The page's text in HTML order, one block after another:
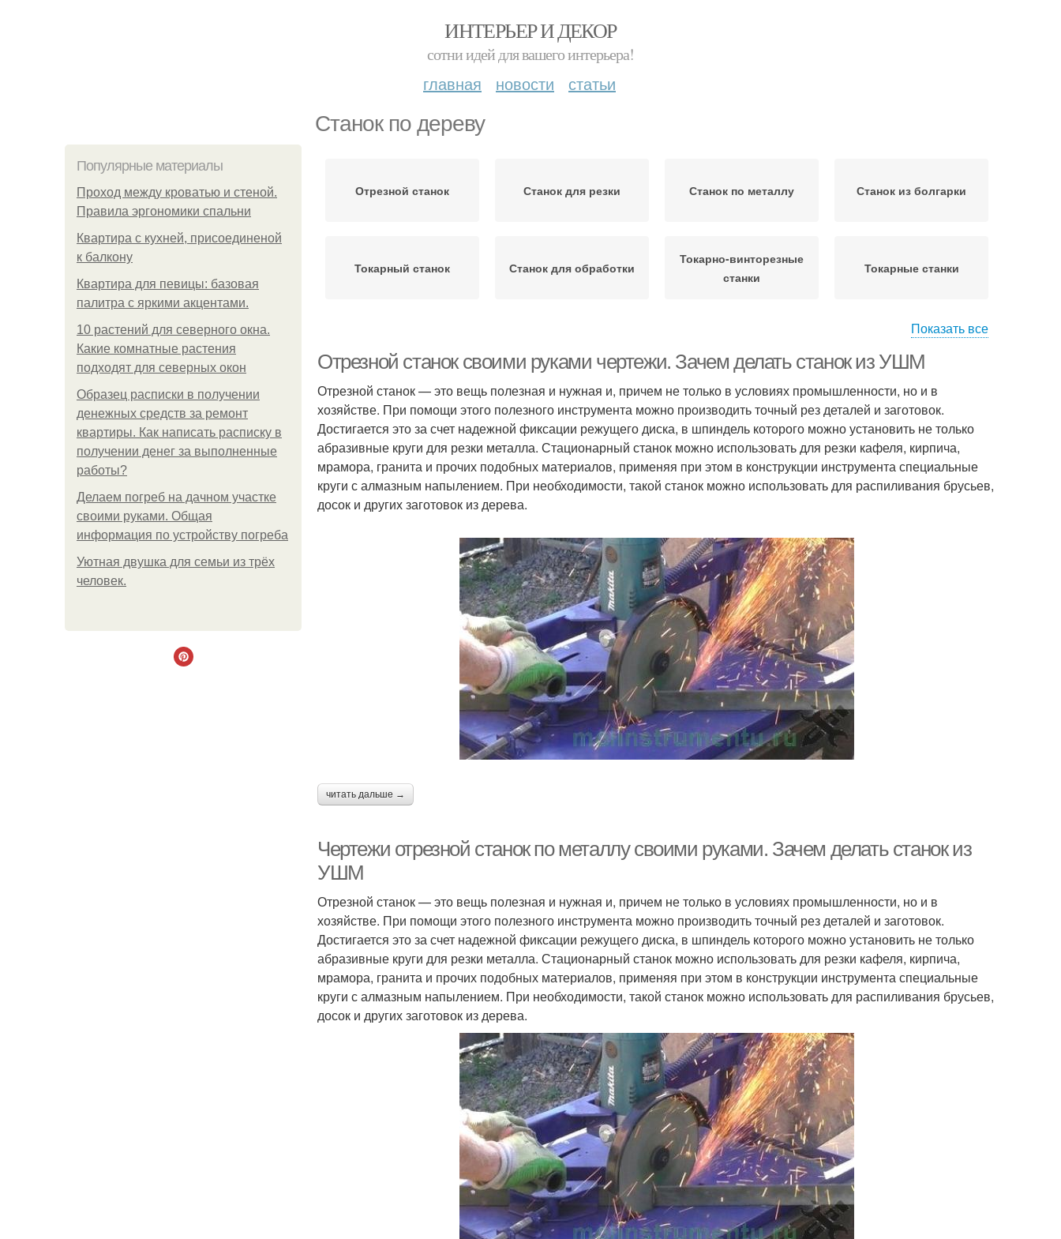
ИНТЕРЬЕР И ДЕКОР
сотни идей для вашего интерьера!
главная новости статьи
Станок по дереву
Популярные материалы
Проход между кроватью и стеной.
Правила эргономики спальни
Квартира с кухней, присоединеной
к балкону
Квартира для певицы: базовая
палитра с яркими акцентами.
10 растений для северного окна.
Какие комнатные растения
подходят для северных окон
Образец расписки в получении
денежных средств за ремонт
квартиры. Как написать расписку в
получении денег за выполненные
работы?
Делаем погреб на дачном участке
своими руками. Общая
информация по устройству погреба
Уютная двушка для семьи из трёх
человек.
Отрезной станок Станок для резки Станок по металлу Станок из болгарки
Токарный станок Станок для обработки
Токарно-винторезные
станки
Токарные станки
станки
Вертикально-
фрезерные станки
Горизонтально-
фрезерные станки
Универсально-
фрезерные станки
Фрезерные станки
Продольно-фрезерные
станки
Горизонтально-
расточные станки
Координатно-
расточные станки
Плоскошлифовальные
Зубодолбёжные станки
Токарно-
копировальный станок
Копир для токарного
станка
Показать все
Отрезной станок своими руками чертежи. Зачем делать станок из УШМ
Отрезной станок — это вещь полезная и нужная и, причем не только в условиях промышленности, но и в
хозяйстве. При помощи этого полезного инструмента можно производить точный рез деталей и заготовок.
Достигается это за счет надежной фиксации режущего диска, в шпиндель которого можно установить не только
абразивные круги для резки металла. Стационарный станок можно использовать для резки кафеля, кирпича,
мрамора, гранита и прочих подобных материалов, применяя при этом в конструкции инструмента специальные
круги с алмазным напылением. При необходимости, такой станок можно использовать для распиливания брусьев,
досок и других заготовок из дерева.
читать дальше →
Чертежи отрезной станок по металлу своими руками. Зачем делать станок из
УШМ
Отрезной станок — это вещь полезная и нужная и, причем не только в условиях промышленности, но и в
хозяйстве. При помощи этого полезного инструмента можно производить точный рез деталей и заготовок.
Достигается это за счет надежной фиксации режущего диска, в шпиндель которого можно установить не только
абразивные круги для резки металла. Стационарный станок можно использовать для резки кафеля, кирпича,
мрамора, гранита и прочих подобных материалов, применяя при этом в конструкции инструмента специальные
круги с алмазным напылением. При необходимости, такой станок можно использовать для распиливания брусьев,
досок и других заготовок из дерева.